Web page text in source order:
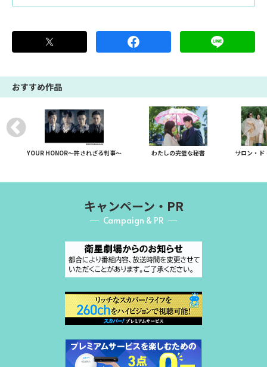
おすすめ作品
YOUR HONOR～許されざる判事～ わたしの完璧な秘書 サロン・ド
キャンペーン・PR
Campaign & PR